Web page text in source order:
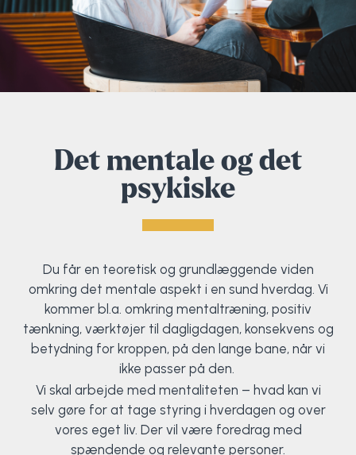
Det mentale og det
psykiske
Du får en teoretisk og grundlæggende viden
omkring det mentale aspekt i en sund hverdag. Vi
kommer bl.a. omkring mentaltræning, positiv
tænkning, værktøjer til dagligdagen, konsekvens og
betydning for kroppen, på den lange bane, når vi
ikke passer på den.
Vi skal arbejde med mentaliteten – hvad kan vi
selv gøre for at tage styring i hverdagen og over
vores eget liv. Der vil være foredrag med
spændende og relevante personer.
Yoga
Surf